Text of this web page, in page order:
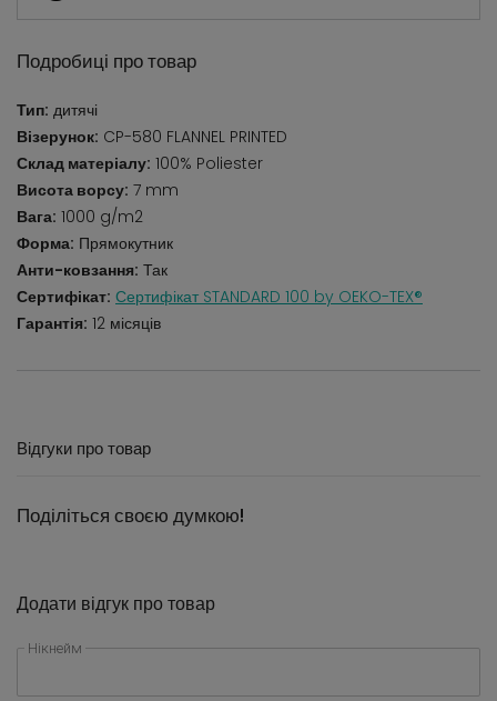
Подробиці про товар
Тип: дитячі
Візерунок: CP-580 FLANNEL PRINTED
Склад матеріалу: 100% Poliester
Висота ворсу: 7 mm
Вага: 1000 g/m2
Форма: Прямокутник
Анти-ковзання: Так
Сертифікат: Сертифікат STANDARD 100 by OEKO-TEX®
Гарантія: 12 місяців
Відгуки про товар
Поділіться своєю думкою!
Додати відгук про товар
Нікнейм